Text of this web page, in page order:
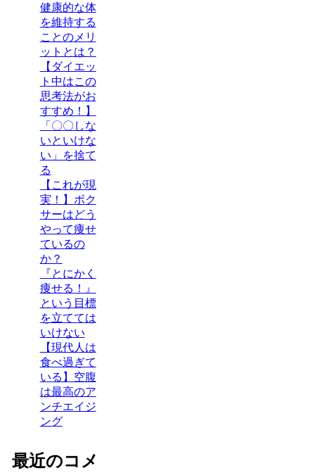
健康的な体
を維持する
ことのメリ
ットとは？
【ダイエッ
ト中はこの
思考法がお
すすめ！】
「〇〇しな
いといけな
い」を捨て
る
【これが現
実！】ボク
サーはどう
やって痩せ
ているの
か？
『とにかく
痩せる！』
という目標
を立てては
いけない
【現代人は
食べ過ぎて
いる】空腹
は最高のア
ンチエイジ
ング
最近のコメ